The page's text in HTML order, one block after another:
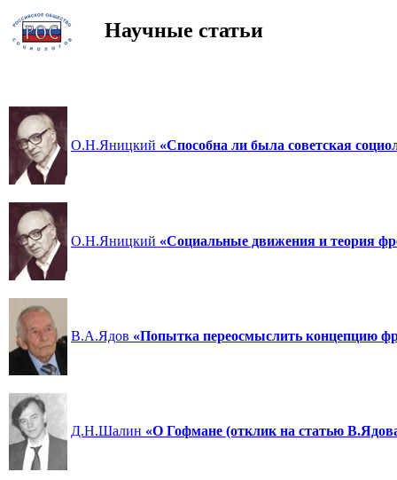
Научные статьи
О.Н.Яницкий «Способна ли была советская
О.Н.Яницкий «Социальные движения и теория
В.А.Ядов «Попытка переосмыслить концепцию
Д.Н.Шалин «О Гофмане (отклик на статью